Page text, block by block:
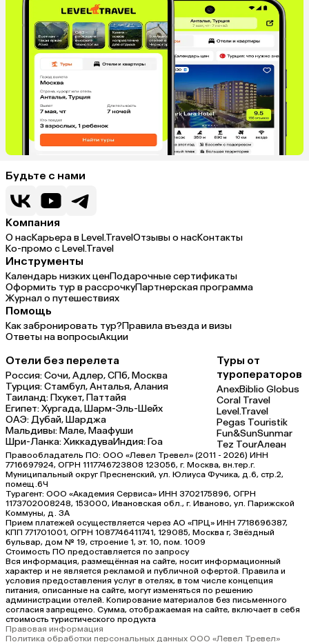
Будьте с нами
Компания
О насКарьера в Level.TravelОтзывы о насКонтакты
Ко-промо с Level.Travel
Инструменты
Календарь низких ценПодарочные сертификаты
Оформить тур в рассрочкуПартнерская программа
Журнал о путешествиях
Помощь
Как забронировать тур?Правила въезда и визы
Ответы на вопросыАкции
Отели без перелета
Россия:Сочи,Адлер,СПб,Москва
Турция:Стамбул,Анталья,Алания
Таиланд:Пхукет,Паттайя
Египет:Хургада,Шарм-Эль-Шейх
ОАЭ:Дубай,Шарджа
Мальдивы:Мале,Маафуши
Шри-Ланка:ХиккадуваИндия:Гоа
Туры от
туроператоров
AnexBiblio Globus
Coral Travel
Level.Travel
Pegas Touristik
Fun&SunSunmar
Tez TourАлеан
Правообладатель ПО: ООО «Левел Тревел» (2011 - 2026) ИНН
7716697924, ОГРН 1117746723808 123056, г. Москва, вн.тер.г.
Муниципальный округ Пресненский, ул. Юлиуса Фучика, д.6, стр.2,
помещ.6Ч
Турагент: ООО «Академия Сервиса» ИНН 3702175896, ОГРН
1173702008248, 153000, Ивановская обл., г. Иваново, ул. Парижской
Коммуны, д. ЗА
Прием платежей осуществляется через АО «ПРЦ» ИНН 7718696387,
КПП 771701001, ОГРН 1087746411741, 129085, Москва г, Звёздный
бульвар, дом № 19, строение 1, эт. 10, пом. 1009
Стоимость ПО предоставляется по запросу
Вся информация, размещённая на сайте, носит информационный
характер и не является рекламой и публичной офертой. Правила и
условия предоставления услуг в отелях, в том числе концепция
питания, описанные на сайте, могут изменяться по решению
администрации отелей. Копирование материалов без письменного
согласия запрещено. Сумма, отображаемая на сайте, включает в себя
стоимость туристического продукта
Правовая информация
Политика обработки персональных данных ООО «Левел Тревел»